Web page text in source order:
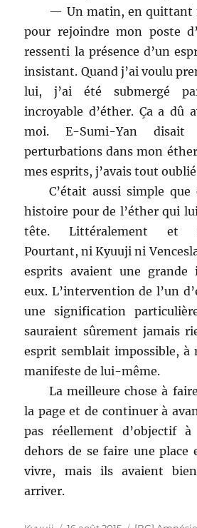
— Un matin, en quittant
pour rejoindre mon poste
ressenti la présence d’un
insistant. Quand j’ai voulu
lui, j’ai été submergé
incroyable d’éther. Ça a dû
moi. E-Sumi-Yan
perturbations dans mon
mes esprits, j’avais tout
C’était aussi simple
histoire pour de l’éther qui
tête. Littéralement et
Pourtant, ni Kyuuji ni
esprits avaient une grande
eux. L’intervention de l’un
une signification
sauraient sûrement jamais
esprit semblait impossible, à
manifeste de lui-même.
La meilleure chose à
la page et de continuer à
pas réellement d’objectif
dehors de se faire une place
vivre, mais ils avaient
arriver.